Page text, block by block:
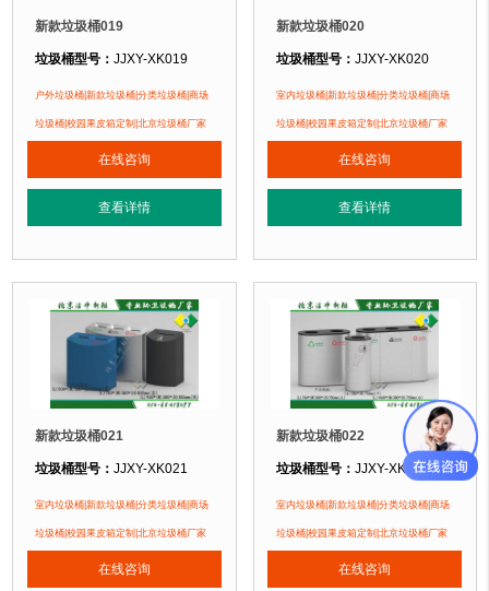
新款垃圾桶019
垃圾桶型号：JJXY-XK019
垃圾桶规格：长480mm 宽390mm 高760mm
垃圾桶材质：镀锌钢板
垃圾桶周期：现货产品 厂家直销 即拍即发 定制批发
垃圾桶特点：1、全桶采用镀锌板，塑粉喷塑工艺使用寿命更长久。2、箱体
正在使用该垃圾桶的部分客户：
无锡某小区、燕郊某别墅区、北京某小区....
户外垃圾桶|新款垃圾桶|分类垃圾桶|商场
垃圾桶|校园果皮箱定制|北京垃圾桶厂家
在线咨询
查看详情
新款垃圾桶020
垃圾桶型号： JJXY-XK020
垃圾桶规格：长1140mm 宽440mm
长390mm 宽390mm 高
长845mm 宽440mm 高
垃圾桶材质：镀锌钢板
垃圾桶周期：现货产品 厂家直销 即
垃圾桶特点：1、全桶采用镀锌板，
、北京某商场、
室内垃圾桶|新款垃圾桶|分类垃圾桶|商场
垃圾桶|校园果皮箱定制|北京垃圾桶厂家
在线咨询
查看详情
新款垃圾桶021
垃圾桶型号：JJXY-XK021
垃圾桶规格：长500mm 宽380mm 高805mm(黑)
长700mm 宽380mm 高805mm(蓝)
长960mm 宽380mm 高805mm(银)
室内垃圾桶|新款垃圾桶|分类垃圾桶|商场
垃圾桶|校园果皮箱定制|北京垃圾桶厂家
在线咨询
新款垃圾桶022
垃圾桶型号： JJXY-XK022
垃圾桶规格：长760mm 宽380mm
直径380 高750mm(中)
长1060mm 宽380mm 高
室内垃圾桶|新款垃圾桶|分类垃圾桶|商场
垃圾桶|校园果皮箱定制|北京垃圾桶厂家
在线咨询